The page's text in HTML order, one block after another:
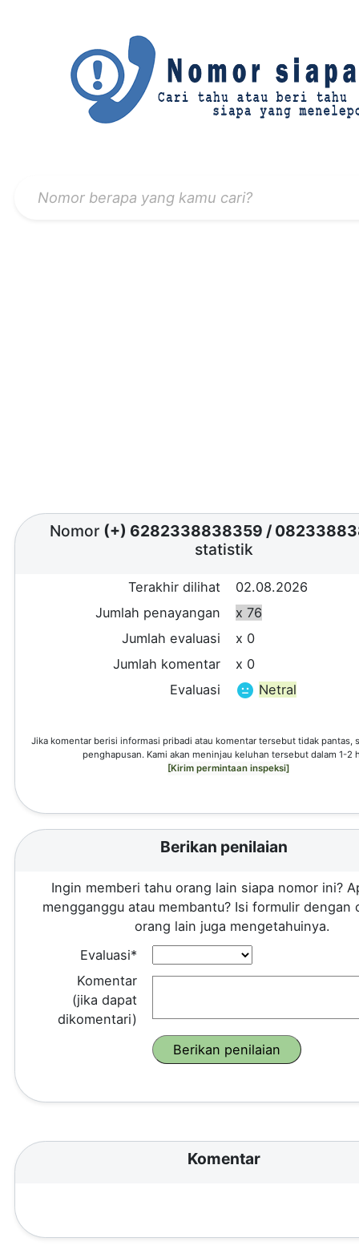
Nomor (+) 6282338838359 /
statistik
Terakhir dilihat
02.08.2026
Jumlah penayangan
x 76
Jumlah evaluasi
x 0
Jumlah komentar
x 0
Evaluasi
Netral
Jika komentar berisi informasi pribadi atau komentar tersebut tidak pantas,
penghapusan. Kami akan meninjau keluhan tersebut dalam 1-2
[Kirim permintaan inspeksi]
Berikan penilaian
Ingin memberi tahu orang lain siapa nomor ini?
mengganggu atau membantu? Isi formulir dengan
orang lain juga mengetahuinya.
Evaluasi*
Komentar
(jika dapat
dikomentari)
Komentar